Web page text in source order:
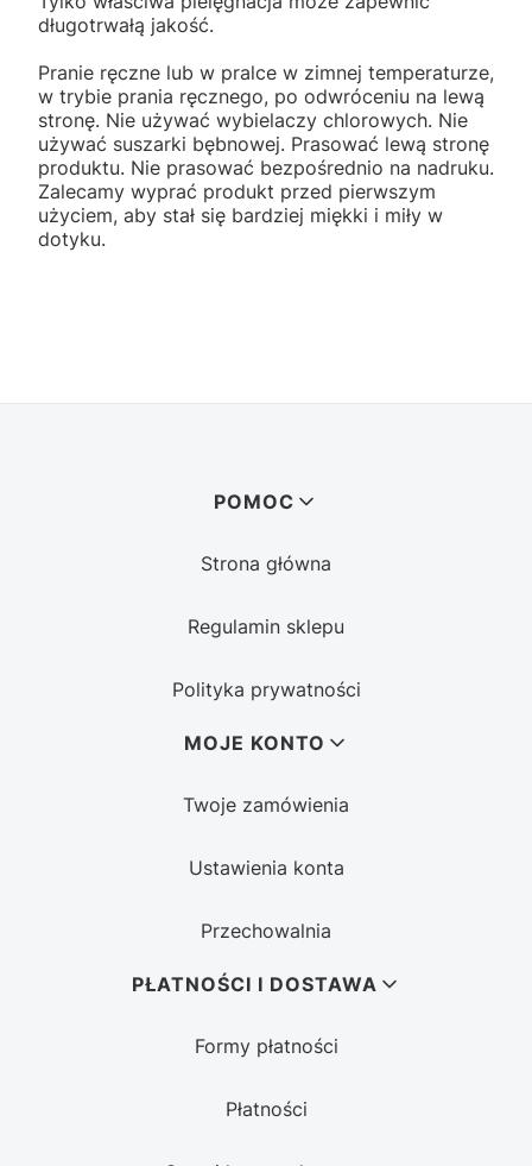
długotrwałą jakość.
Pranie ręczne lub w pralce w zimnej temperaturze,
w trybie prania ręcznego, po odwróceniu na lewą
stronę. Nie używać wybielaczy chlorowych. Nie
używać suszarki bębnowej. Prasować lewą stronę
produktu. Nie prasować bezpośrednio na nadruku.
Zalecamy wyprać produkt przed pierwszym
użyciem, aby stał się bardziej miękki i miły w
dotyku.
POMOC
Strona główna
Regulamin sklepu
Polityka prywatności
MOJE KONTO
Twoje zamówienia
Ustawienia konta
Przechowalnia
PŁATNOŚCI I DOSTAWA
Formy płatności
Płatności